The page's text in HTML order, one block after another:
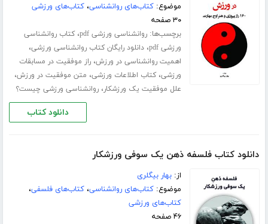
موضوع:کتاب‌های روانشناسی،کتاب‌های ورزشی
۳۰ صفحه
برچسب‌ها:روانشناسی ورزشی pdf ،کتاب روانشناسی
ورزشی pdf
،دانلود رایگان کتاب روانشناسی ورزشی،
اهمیت روانشناسی در ورزش،راز موفقیت در مسابقات
ورزشی،کتاب اطلاعات ورزشی، متن موفقیت در ورزش،
علل موفقیت یک ورزشکار،روانشناسی ورزشی چیست؟
دانلود کتاب
دانلود کتاب فلسفه ذهن یک سوفی ورزشکار
از:بهار بیگلری
موضوع:کتاب‌های روانشناسی،کتاب‌های فلسفی،
کتاب‌های ورزشی
۴۶ صفحه